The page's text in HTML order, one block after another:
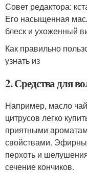
Совет редактора:
Его насыщенная
блеск и ухоженный
Как правильно
узнать из
2. Средства для
Например, масло
цитрусов легко
приятными
свойствами.
перхоть и
сечение кончиков.